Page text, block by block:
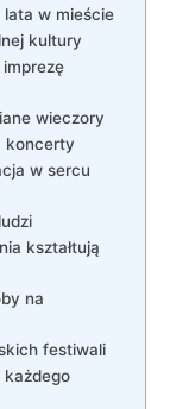
lata w mieście
kultury
wieczory
koncerty
w sercu
kształtują
na
festiwali
każdego